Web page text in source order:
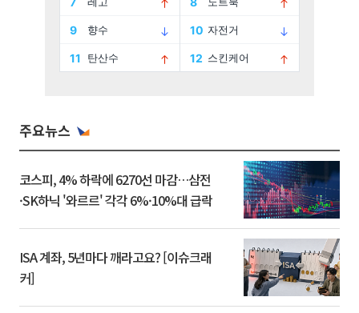
주요뉴스
코스피, 4% 하락에 6270선 마감…삼전
·SK하닉 '와르르' 각각 6%·10%대 급락
ISA 계좌, 5년마다 깨라고요? [이슈크래
커]